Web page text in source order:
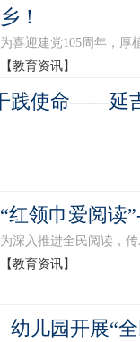
乡！
为喜迎建党105周年，厚
【教育资讯】
践使命——延
“红领巾爱阅读
为深入推进全民阅读，
【教育资讯】
幼儿园开展“